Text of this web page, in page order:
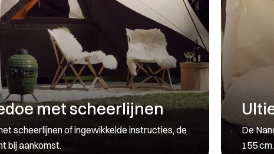
met scheerlijnen
scheerlijnen of ingewikkelde instructies, de
bij aankomst.
De
155